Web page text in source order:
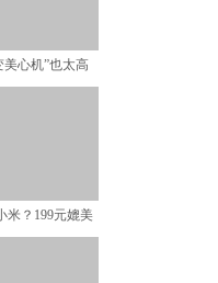
美心机”也太高
米？199元媲美